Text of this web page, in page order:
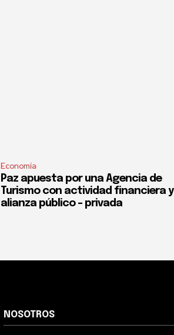
Economía
Paz apuesta por una Agencia de
Turismo con actividad financiera y
alianza público – privada
NOSOTROS